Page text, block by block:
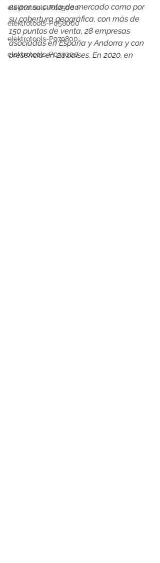
elektrotools-P025000
elektrotools-P058000
elektrotools-P979800
elektrotools-P033000
es por su cuota de mercado como por
su cobertura geográfica, con más de
150 puntos de venta, 28 empresas
asociadas en España y Andorra y con
presencia en 24 países. En 2020, en